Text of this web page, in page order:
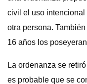
civil el uso intencional
otra persona.
16 años los
La ordenanza se
es probable que se